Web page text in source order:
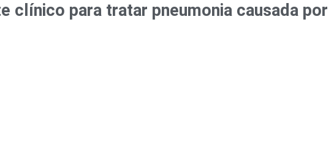
clínico para tratar pneumonia causada por